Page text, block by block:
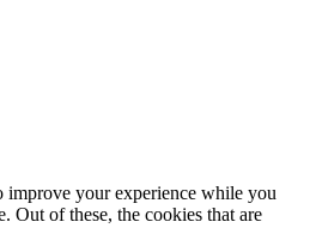
improve your experience while you
Out of these, the cookies that are